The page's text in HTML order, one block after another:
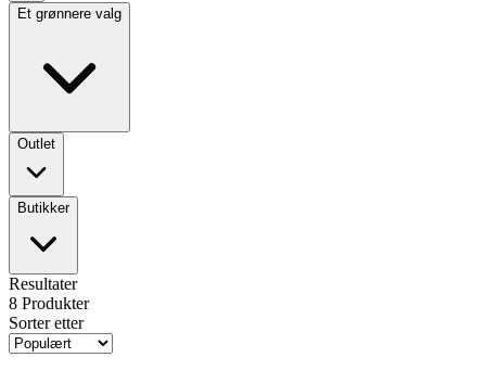
Et grønnere valg
Outlet
Butikker
Resultater
8 Produkter
Sorter etter